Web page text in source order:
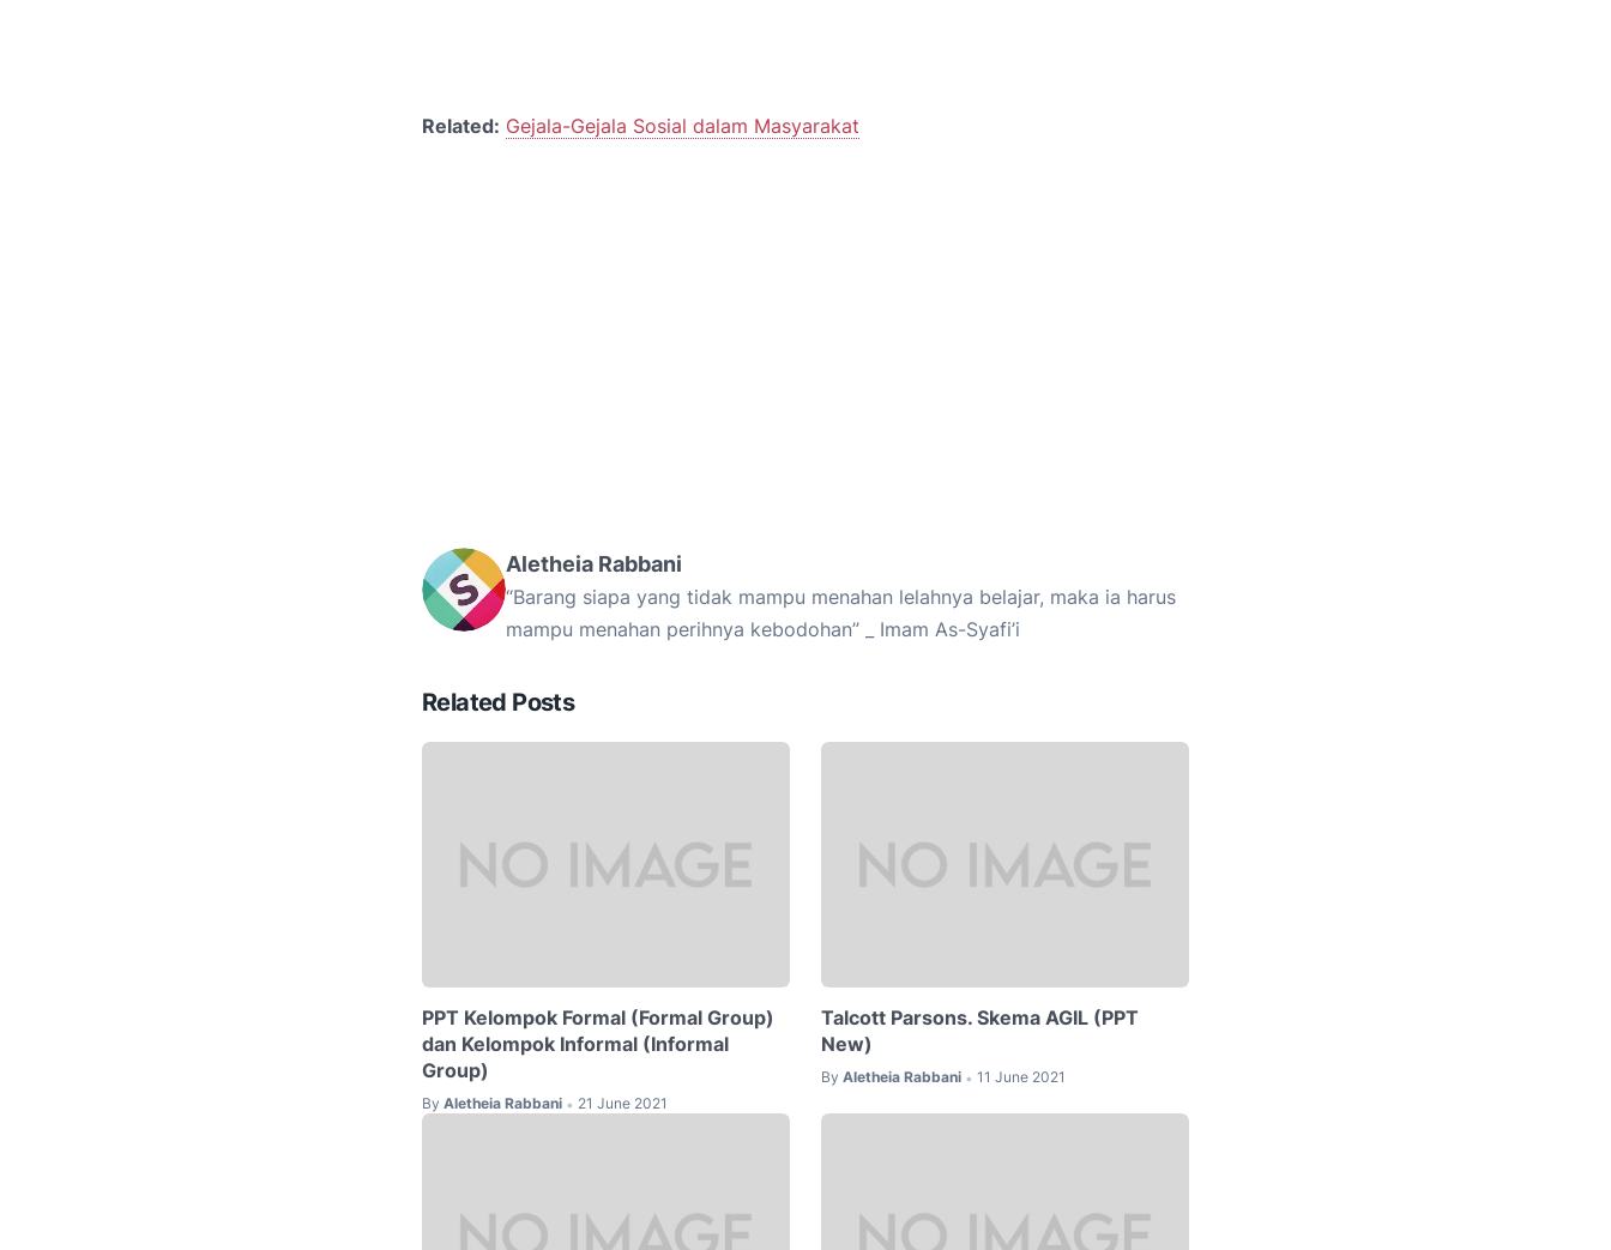
Related: Gejala-Gejala Sosial dalam Masyarakat
Aletheia Rabbani
“Barang siapa yang tidak mampu menahan lelahnya belajar, maka ia harus
mampu menahan perihnya kebodohan” _ Imam As-Syafi’i
Related Posts
PPT Kelompok Formal (Formal Group)
dan Kelompok Informal (Informal
Group)
By Aletheia Rabbani • 21 June 2021
Talcott Parsons. Skema AGIL (PPT
New)
By Aletheia Rabbani • 11 June 2021